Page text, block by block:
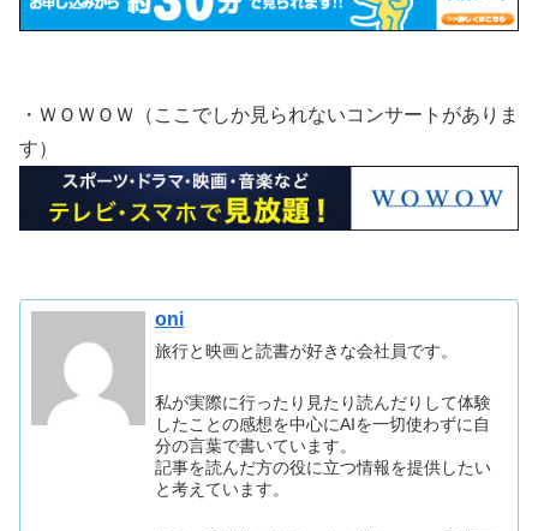
・ＷＯＷＯＷ（ここでしか見られないコンサートがありま
す）
oni
旅行と映画と読書が好きな会社員です。
私が実際に行ったり見たり読んだりして体験
したことの感想を中心にAIを一切使わずに自
分の言葉で書いています。
記事を読んだ方の役に立つ情報を提供したい
と考えています。